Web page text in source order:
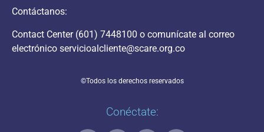
Contáctanos:
Contact Center (601) 7448100 o comunícate al correo
electrónico servicioalcliente@scare.org.co
©Todos los derechos reservados
Conéctate: